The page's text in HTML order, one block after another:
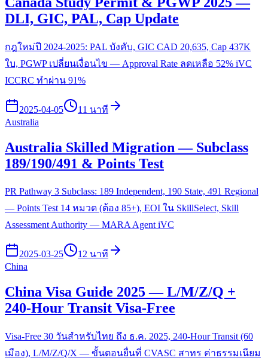
DLI, GIC, PAL, Cap Update
กฎใหม่ปี 2024-2025: PAL บังคับ, GIC CAD 20,635, Cap 437K
ใบ, PGWP เปลี่ยนเงื่อนไข — Approval Rate ลดเหลือ 52% iVC
ICCRC ทำผ่าน 91%
2025-04-05
11 นาที
Australia
Australia Skilled Migration — Subclass
189/190/491 & Points Test
PR Pathway 3 Subclass: 189 Independent, 190 State, 491 Regional
— Points Test 14 หมวด (ต้อง 85+), EOI ใน SkillSelect, Skill
Assessment Authority — MARA Agent iVC
2025-03-25
12 นาที
China
China Visa Guide 2025 — L/M/Z/Q +
240-Hour Transit Visa-Free
Visa-Free 30 วันสำหรับไทย ถึง ธ.ค. 2025, 240-Hour Transit (60
เมือง), L/M/Z/Q/X — ขั้นตอนยื่นที่ CVASC สาทร ค่าธรรมเนียม